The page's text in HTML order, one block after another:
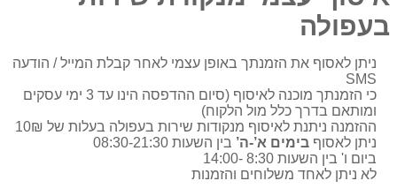
בעפולה
ניתן לאסוף את הזמנתך באופן עצמי לאחר קבלת המייל / הודעה
SMS
כי הזמנתך מוכנה לאיסוף (סיום ההדפסה הינו עד 3 ימי עסקים
ומותאם בדרך כלל מול הלקוח)
ההזמנה ניתנת לאיסוף מנקודות שירות בעפולה בעלות של 10₪
ניתן לאסוף בימים א’-ה’ בין השעות 08:30-21:30
ביום ו' בין השעות 8:30 -14:00
לא ניתן לאחד משלוחים והזמנות